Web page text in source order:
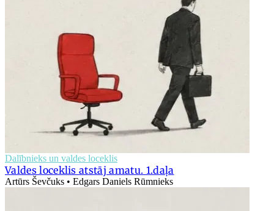
Dalībnieks un valdes loceklis
Valdes loceklis atstāj amatu. 1.daļa
Artūrs Ševčuks • Edgars Daniels Rūmnieks